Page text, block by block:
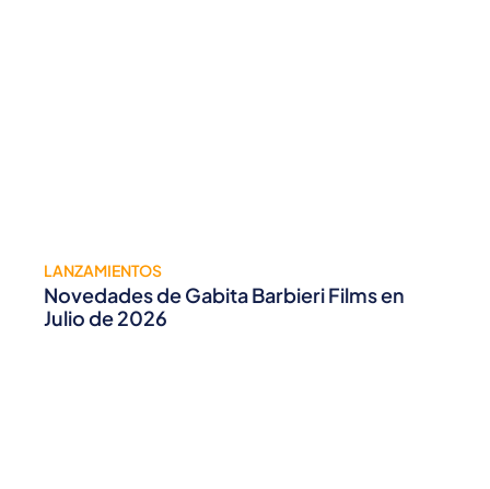
LANZAMIENTOS
Novedades de Gabita Barbieri Films en
Julio de 2026